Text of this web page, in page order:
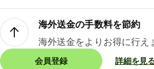
海外送金の手数料を節約
海外送金をよりお得に行え
会員登録 詳細を見